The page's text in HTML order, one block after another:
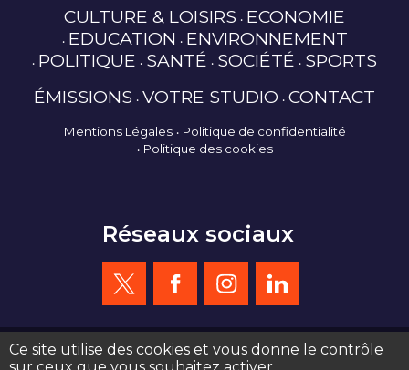
CULTURE & LOISIRS ECONOMIE
EDUCATION ENVIRONNEMENT
POLITIQUE SANTÉ SOCIÉTÉ SPORTS
ÉMISSIONS VOTRE STUDIO CONTACT
Mentions Légales
Politique de confidentialité
Politique des cookies
Réseaux sociaux
Ce site utilise des cookies et vous donne le contrôle